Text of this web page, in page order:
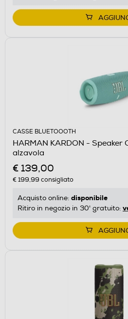
CASSE BLUETOOOTH
HARMAN KARDON - Speaker
alzavola
€ 139,00
€ 199,99 consigliato
Acquisto online: disponibile
Ritiro in negozio in 30' gratuito: